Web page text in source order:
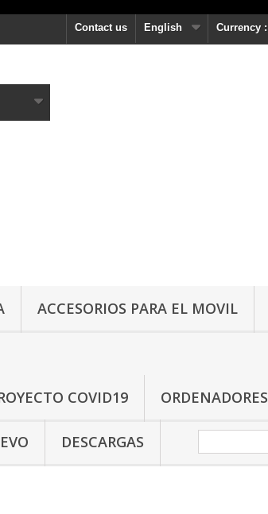
Currency :
English
Contact us
ACCESORIOS PARA EL MOVIL
COVID19 ORDENADORES
DESCARGAS